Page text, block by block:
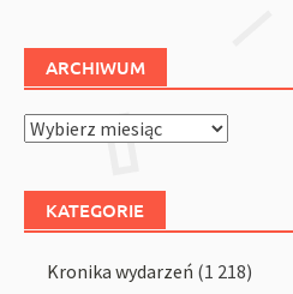
ARCHIWUM
Archiwum
KATEGORIE
Kronika wydarzeń (1 218)